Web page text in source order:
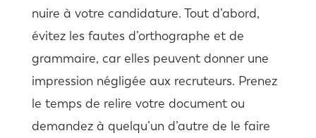
nuire à votre candidature. Tout d’abord,
évitez les fautes d’orthographe et de
grammaire, car elles peuvent donner une
impression négligée aux recruteurs. Prenez
le temps de relire votre document ou
demandez à quelqu’un d’autre de le faire